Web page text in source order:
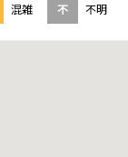
混雑 不 不明